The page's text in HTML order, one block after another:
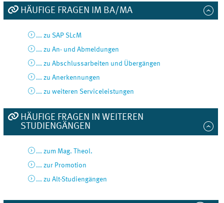
HÄUFIGE FRAGEN IM BA/MA
... zu SAP SLcM
... zu An- und Abmeldungen
... zu Abschlussarbeiten und Übergängen
... zu Anerkennungen
... zu weiteren Serviceleistungen
HÄUFIGE FRAGEN IN WEITEREN
STUDIENGÄNGEN
... zum Mag. Theol.
... zur Promotion
... zu Alt-Studiengängen